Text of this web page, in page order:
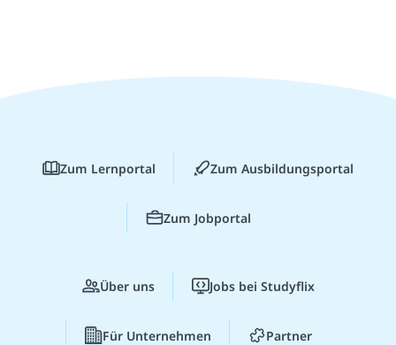
Zum Lernportal Zum Ausbildungsportal
Zum Jobportal
Über uns Jobs bei Studyflix
Für Unternehmen Partner